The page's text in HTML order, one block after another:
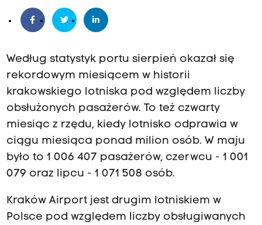
Według statystyk portu sierpień okazał się
rekordowym miesiącem w historii
krakowskiego lotniska pod względem liczby
obsłużonych pasażerów. To też czwarty
miesiąc z rzędu, kiedy lotnisko odprawia w
ciągu miesiąca ponad milion osób. W maju
było to 1 006 407 pasażerów, czerwcu - 1 001
079 oraz lipcu - 1 071 508 osób.
Kraków Airport jest drugim lotniskiem w
Polsce pod względem liczby obsługiwanych